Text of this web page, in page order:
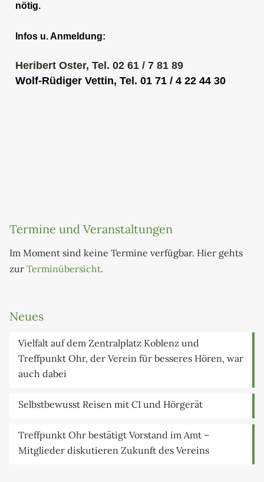
nötig.
Infos u. Anmeldung:
Heribert Oster, Tel. 02 61 / 7 81 89
Wolf-Rüdiger Vettin, Tel. 01 71 / 4 22 44 30
Termine und Veranstaltungen
Im Moment sind keine Termine verfügbar. Hier gehts
zur Terminübersicht.
Neues
Vielfalt auf dem Zentralplatz Koblenz und
Treffpunkt Ohr, der Verein für besseres Hören, war
auch dabei
Selbstbewusst Reisen mit CI und Hörgerät
Treffpunkt Ohr bestätigt Vorstand im Amt –
Mitglieder diskutieren Zukunft des Vereins